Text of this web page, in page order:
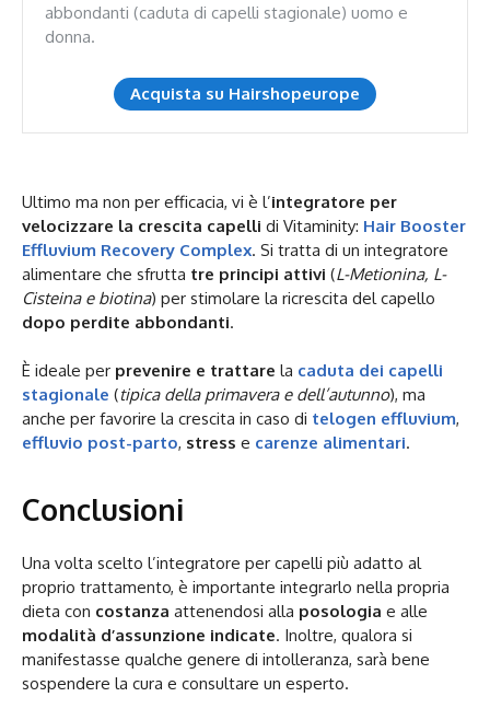
abbondanti (caduta di capelli stagionale) uomo e
donna.
Acquista su Hairshopeurope
Ultimo ma non per efficacia, vi è l’integratore per
velocizzare la crescita capelli di Vitaminity: Hair Booster
Effluvium Recovery Complex. Si tratta di un integratore
alimentare che sfrutta tre principi attivi (L-Metionina, L-
Cisteina e biotina) per stimolare la ricrescita del capello
dopo perdite abbondanti.
È ideale per prevenire e trattare la caduta dei capelli
stagionale (tipica della primavera e dell’autunno), ma
anche per favorire la crescita in caso di telogen effluvium,
effluvio post-parto, stress e carenze alimentari.
Conclusioni
Una volta scelto l’integratore per capelli più adatto al
proprio trattamento, è importante integrarlo nella propria
dieta con costanza attenendosi alla posologia e alle
modalità d’assunzione indicate. Inoltre, qualora si
manifestasse qualche genere di intolleranza, sarà bene
sospendere la cura e consultare un esperto.